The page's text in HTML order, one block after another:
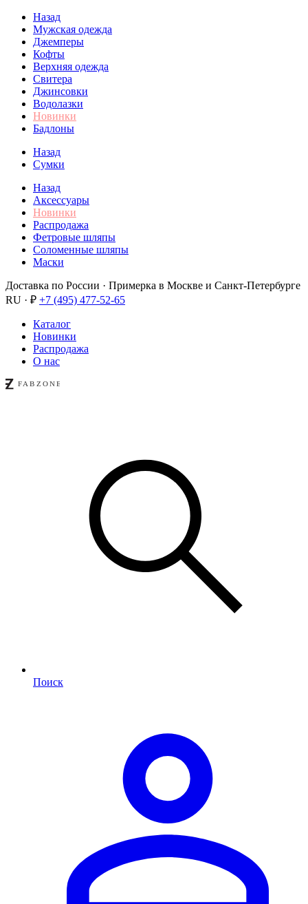
Назад
Мужская одежда
Джемперы
Кофты
Верхняя одежда
Свитера
Джинсовки
Водолазки
Новинки
Бадлоны
Назад
Сумки
Назад
Аксессуары
Новинки
Распродажа
Фетровые шляпы
Соломенные шляпы
Маски
Доставка по России · Примерка в Москве и Санкт-Петербурге
RU · ₽ +7 (495) 477-52-65
Каталог
Новинки
Распродажа
О нас
Поиск